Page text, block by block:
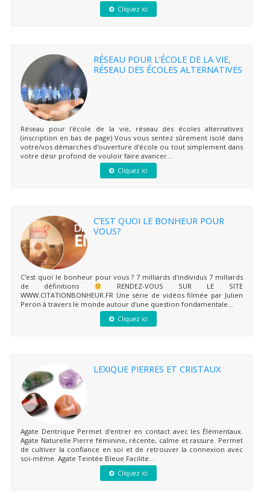
Cliquez ici
RÉSEAU POUR L’ÉCOLE DE LA VIE,
RÉSEAU DES ÉCOLES ALTERNATIVES
Réseau pour l'école de la vie, réseau des écoles alternatives
(inscription en bas de page) Vous vous sentez sûrement isolé dans
votre/vos démarches d'ouverture d'école ou tout simplement dans
votre désir profond de vouloir faire avancer...
Cliquez ici
C’EST QUOI LE BONHEUR POUR
VOUS?
C'est quoi le bonheur pour vous ? 7 milliards d'individus 7 milliards
de définitions
RENDEZ-VOUS SUR LE SITE
WWW.CITATIONBONHEUR.FR Une série de vidéos filmée par Julien
Peron à travers le monde autour d'une question fondamentale...
Cliquez ici
LEXIQUE PIERRES ET CRISTAUX
Agate Dentrique Permet d'entrer en contact avec les Élémentaux.
Agate Naturelle Pierre féminine, récente, calme et rassure. Permet
de cultiver la confiance en soi et de retrouver la connexion avec
soi-même. Agate Teintée Bleue Facilite...
Cliquez ici